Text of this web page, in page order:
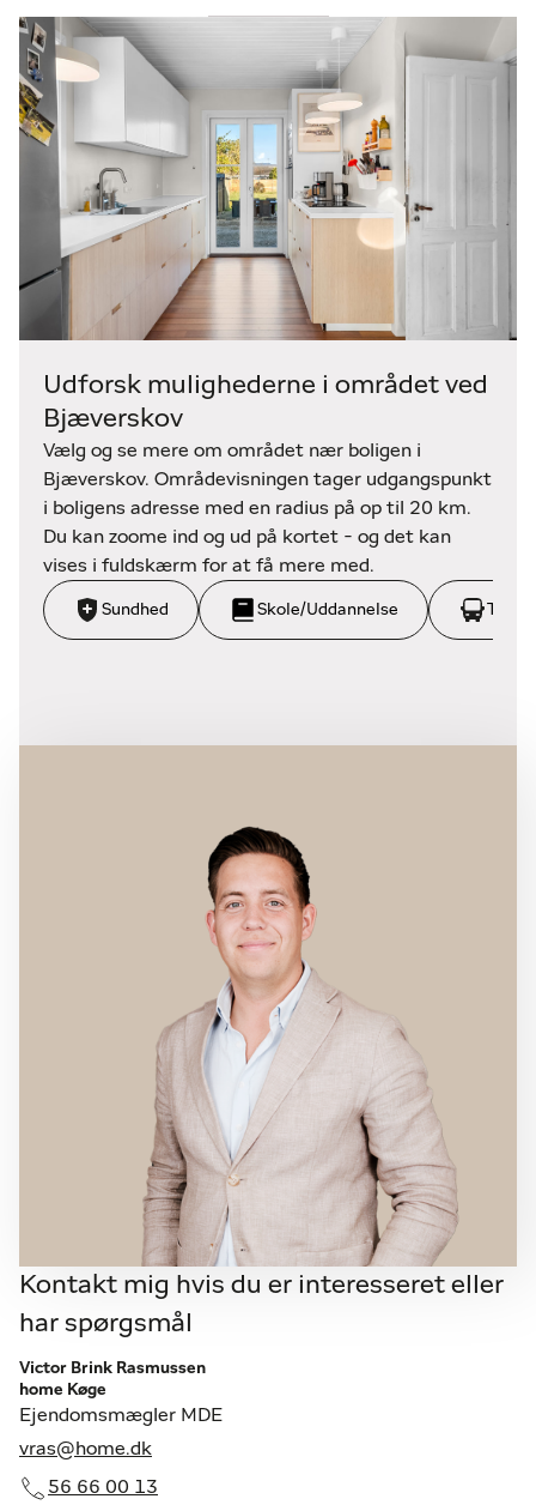
til skole, indkøb, offentlig transport og
motorvejsnettet, så hverdagen glider nemt og
bekvemt.
Et oplagt valg for dig, der ønsker en klassisk og
stemningsfuld villa med moderne
bekvemmeligheder – lige til at flytte ind i og nyde
fra dag ét. Sælger har betalt tilslutningsgebyr for
fjernvarme, og forventes installation i løbet af
2026.
Udforsk mulighederne i området ved
Bjæverskov
Vælg og se mere om området nær boligen i
Bjæverskov. Områdevisningen tager udgangspunkt
i boligens adresse med en radius på op til 20 km.
Du kan zoome ind og ud på kortet - og det kan
vises i fuldskærm for at få mere med.
Sundhed Skole/Uddannelse
Kontakt mig hvis du er interesseret eller
har spørgsmål
Victor Brink Rasmussen
home Køge
Ejendomsmægler MDE
vras@home.dk
56 66 00 13